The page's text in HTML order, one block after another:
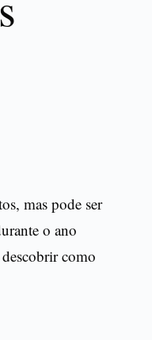
mas pode ser
o ano
como